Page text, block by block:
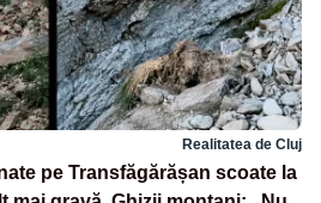
Realitatea de Cluj
pe Transfăgărășan scoate la